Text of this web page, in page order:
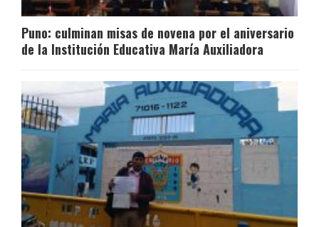
Puno: culminan misas de novena por el aniversario
de la Institución Educativa María Auxiliadora